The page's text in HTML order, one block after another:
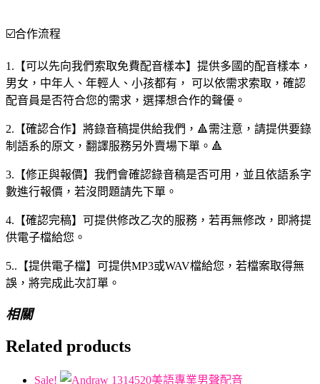
☑️合作流程
1.【可以先向我們索取免費配音樣本】提供多國的配音樣本，
男女，中年人、年輕人、小孩都有， 可以依需求索取，確認
配音員是否符合您的需求，選擇想合作的聲優。
2.【確認合作】將錄音稿提供給我們，🔺需注意，請提供要錄
制語系的原文，翻譯服務另外賣場下單。🔺
3.【修正與報價】我們會確認錄音稿是否可用，並且依語系字
數進行報價，若沒問題請先下單。
4.【確認完稿】可提供修改乙次的服務，若再無修改，即將提
供電子檔給您。
5..【提供電子檔】可提供MP3或WAV檔給您，若檔案取得無
誤，將完成此次訂單。
相關
Related products
Sale!